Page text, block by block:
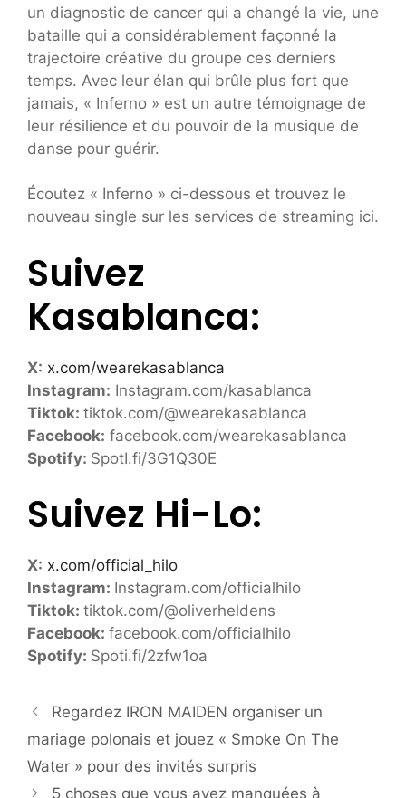
un diagnostic de cancer qui a changé la vie, une
bataille qui a considérablement façonné la
trajectoire créative du groupe ces derniers
temps. Avec leur élan qui brûle plus fort que
jamais, « Inferno » est un autre témoignage de
leur résilience et du pouvoir de la musique de
danse pour guérir.
Écoutez « Inferno » ci-dessous et trouvez le
nouveau single sur les services de streaming ici.
Suivez
Kasablanca:
X: x.com/wearekasablanca
Instagram: Instagram.com/kasablanca
Tiktok: tiktok.com/@wearekasablanca
Facebook: facebook.com/wearekasablanca
Spotify: SpotI.fi/3G1Q30E
Suivez Hi-Lo:
X: x.com/official_hilo
Instagram: Instagram.com/officialhilo
Tiktok: tiktok.com/@oliverheldens
Facebook: facebook.com/officialhilo
Spotify: Spoti.fi/2zfw1oa
Regardez IRON MAIDEN organiser un
mariage polonais et jouez « Smoke On The
Water » pour des invités surpris
5 choses que vous avez manquées à